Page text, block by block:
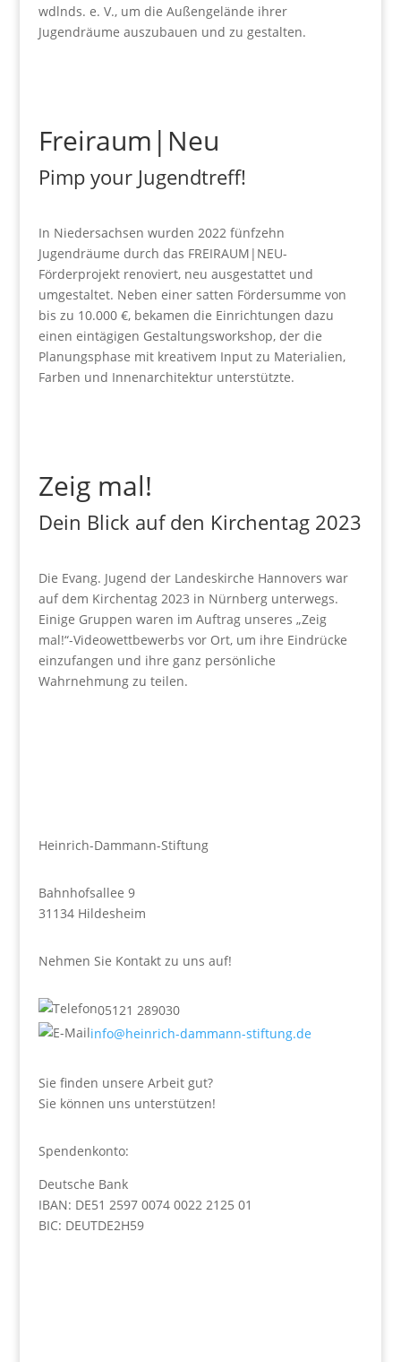
wdlnds. e. V., um die Außengelände ihrer
Jugendräume auszubauen und zu gestalten.
Freiraum|Neu
Pimp your Jugendtreff!
In Niedersachsen wurden 2022 fünfzehn
Jugendräume durch das FREIRAUM|NEU-
Förderprojekt renoviert, neu ausgestattet und
umgestaltet. Neben einer satten Fördersumme von
bis zu 10.000 €, bekamen die Einrichtungen dazu
einen eintägigen Gestaltungsworkshop, der die
Planungsphase mit kreativem Input zu Materialien,
Farben und Innenarchitektur unterstützte.
Zeig mal!
Dein Blick auf den Kirchentag 2023
Die Evang. Jugend der Landeskirche Hannovers war
auf dem Kirchentag 2023 in Nürnberg unterwegs.
Einige Gruppen waren im Auftrag unseres „Zeig
mal!“-Videowettbewerbs vor Ort, um ihre Eindrücke
einzufangen und ihre ganz persönliche
Wahrnehmung zu teilen.
Heinrich-Dammann-Stiftung
Bahnhofsallee 9
31134 Hildesheim
Nehmen Sie Kontakt zu uns auf!
05121 289030
info@heinrich-dammann-stiftung.de
Sie finden unsere Arbeit gut?
Sie können uns unterstützen!
Spendenkonto:
Deutsche Bank
IBAN: DE51 2597 0074 0022 2125 01
BIC: DEUTDE2H59